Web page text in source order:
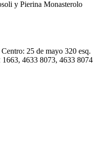
y Pierina Monasterolo
25 de mayo 320 esq.
4633 8073, 4633 8074